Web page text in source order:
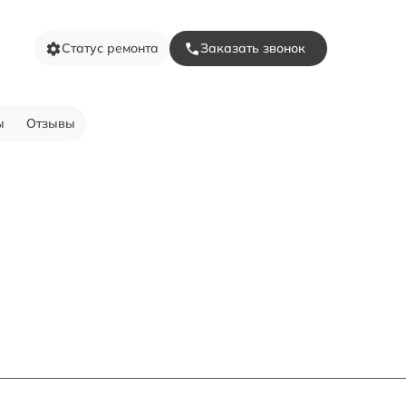
Статус ремонта Заказать звонок
Отзывы